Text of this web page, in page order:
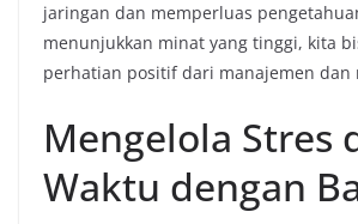
jaringan dan memperluas
menunjukkan minat yang tinggi, kita
perhatian positif dari manajemen dan
Mengelola Stres
Waktu dengan